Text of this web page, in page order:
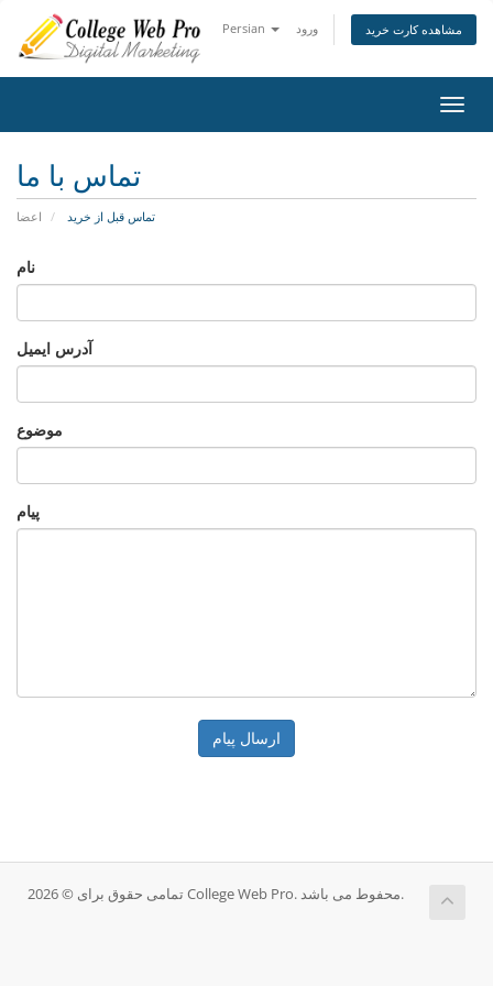
Persian ورود مشاهده کارت خرید
تماس با ما
اعضا تماس قبل از خرید
نام
آدرس ایمیل
موضوع
پیام
ارسال پیام
تمامی حقوق برای © 2026 College Web Pro. محفوط می باشد.